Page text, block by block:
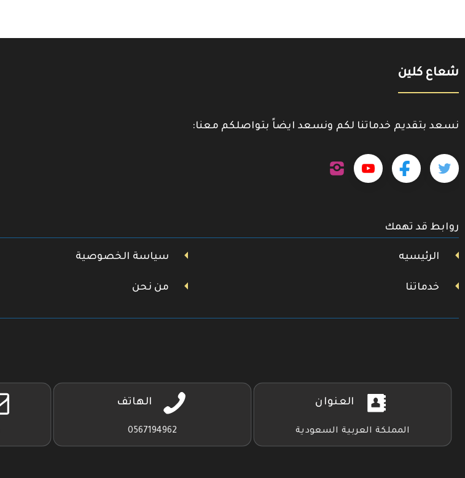
شعاع كلين
نسعد بتقديم خدماتنا لكم ونسعد ايضاً بتواصلكم معنا:
تابعنا
تويتر
تابعنا
فيسبوك
تابعنا
روابط قد تهمك
الرئيسيه سياسة الخصوصية
خدماتنا من نحن
العنوان
المملكة العربية السعودية
الهاتف
0567194962